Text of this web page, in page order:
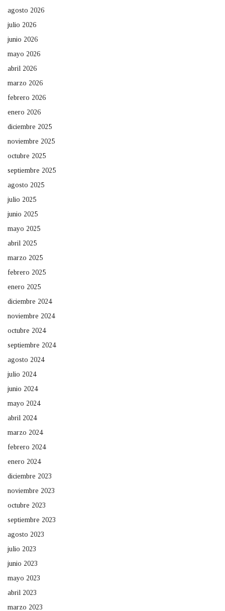
agosto 2026
julio 2026
junio 2026
mayo 2026
abril 2026
marzo 2026
febrero 2026
enero 2026
diciembre 2025
noviembre 2025
octubre 2025
septiembre 2025
agosto 2025
julio 2025
junio 2025
mayo 2025
abril 2025
marzo 2025
febrero 2025
enero 2025
diciembre 2024
noviembre 2024
octubre 2024
septiembre 2024
agosto 2024
julio 2024
junio 2024
mayo 2024
abril 2024
marzo 2024
febrero 2024
enero 2024
diciembre 2023
noviembre 2023
octubre 2023
septiembre 2023
agosto 2023
julio 2023
junio 2023
mayo 2023
abril 2023
marzo 2023